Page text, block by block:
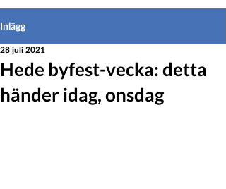
Inlägg
Hede byfest-vecka: detta
händer idag, onsdag
28 juli 2021